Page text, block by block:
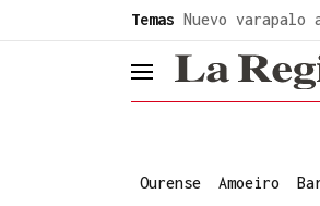
Temas Nuevo varapalo
header.menu.open
Ourense Amoeiro